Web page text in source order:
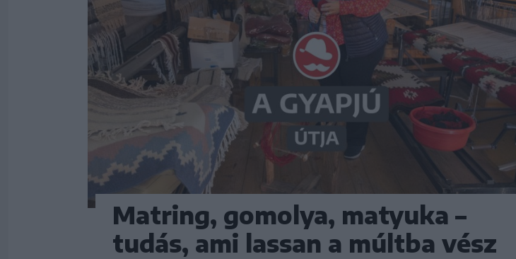
Matring, gomolya, matyuka –
tudás, ami lassan a múltba vész